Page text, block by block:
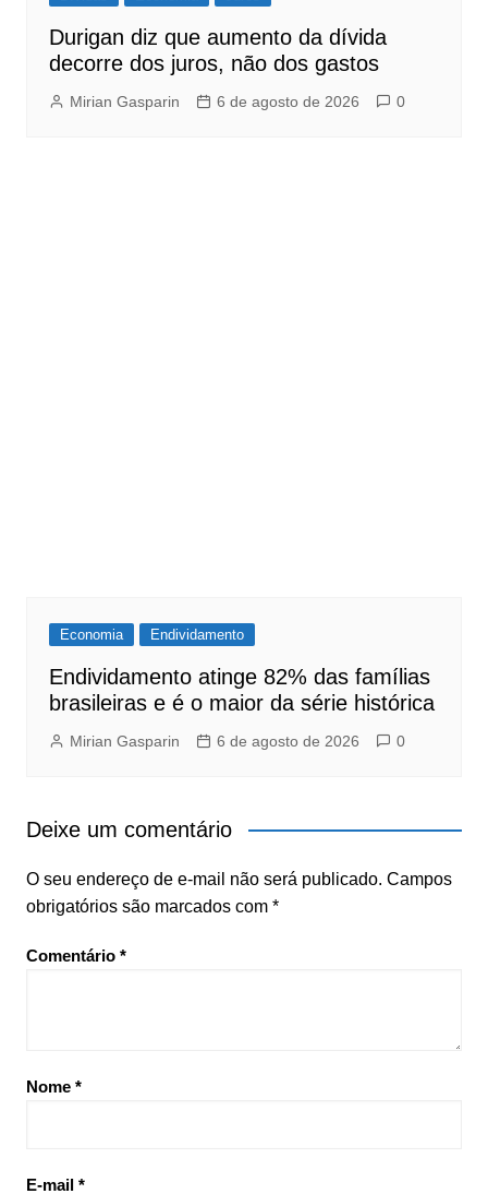
Durigan diz que aumento da dívida
decorre dos juros, não dos gastos
Mirian Gasparin 6 de agosto de 2026 0
Economia Endividamento
Endividamento atinge 82% das famílias
brasileiras e é o maior da série histórica
Mirian Gasparin 6 de agosto de 2026 0
Deixe um comentário
O seu endereço de e-mail não será publicado. Campos
obrigatórios são marcados com *
Comentário *
Nome *
E-mail *